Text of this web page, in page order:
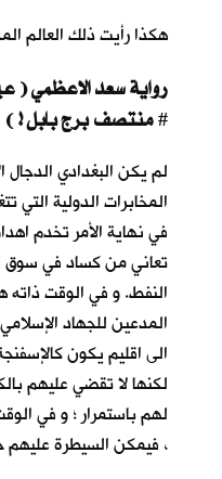
هكذا رأيت ذلك العالم
رواية سعد الاعظمي (
#
لم يكن البغدادي
المخابرات الدولية التي
في نهاية الأمر تخدم
تعاني من كساد في سوق
النفط. و في الوقت ذاته
المدعين للجهاد
الى اقليم يكون
لكنها لا تقضي عليهم
لهم باستمرار ؛ و في
، فيمكن السيطرة عليهم